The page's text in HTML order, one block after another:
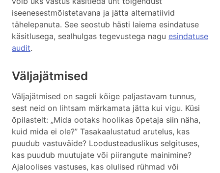
iseenesestmõistetavana ja jätta alternatiivid
tähelepanuta. See seostub hästi laiema esindatuse
käsitlusega, sealhulgas tegevustega nagu esindatuse
audit.
Väljajätmised
Väljajätmised on sageli kõige paljastavam tunnus,
sest neid on lihtsam märkamata jätta kui vigu. Küsi
õpilastelt: „Mida ootaks hoolikas õpetaja siin näha,
kuid mida ei ole?” Tasakaalustatud arutelus, kas
puudub vastuväide? Loodusteaduslikus selgituses,
kas puudub muutujate või piirangute mainimine?
Ajaloolises vastuses, kas olulised rühmad või